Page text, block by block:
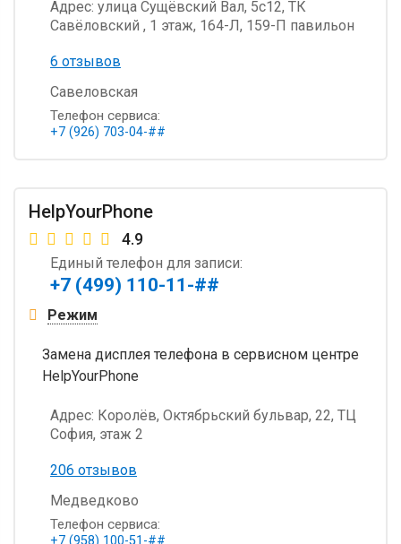
Адрес: улица Сущёвский Вал, 5с12, ТК
Савёловский , 1 этаж, 164-Л, 159-П павильон
6 отзывов
Савеловская
Телефон сервиса:
+7 (926) 703-04-##
HelpYourPhone
4.9
Единый телефон для записи:
+7 (499) 110-11-##
Режим
Замена дисплея телефона в сервисном центре
HelpYourPhone
Адрес: Королёв, Октябрьский бульвар, 22, ТЦ
София, этаж 2
206 отзывов
Медведково
Телефон сервиса:
+7 (958) 100-51-##